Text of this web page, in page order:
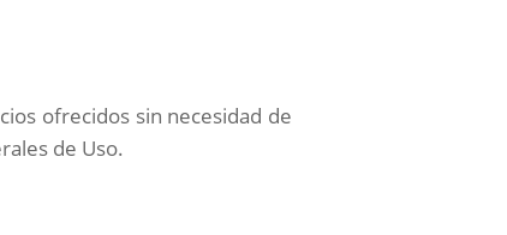
ofrecidos sin necesidad de
de Uso.